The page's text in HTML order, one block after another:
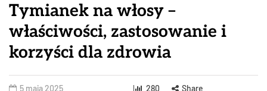
Tymianek na włosy –
właściwości, zastosowanie i
korzyści dla zdrowia
5 maja 2025 280 Share